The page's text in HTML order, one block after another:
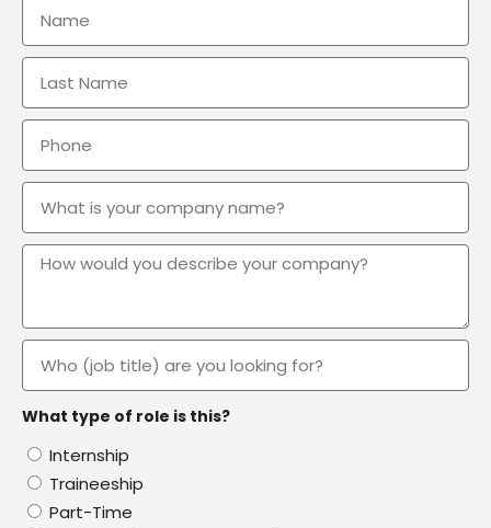
What type of role is this?
Internship
Traineeship
Part-Time